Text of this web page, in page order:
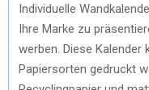
Individuelle
Ihre Marke zu
werben. Diese Kalender
Papiersorten gedruckt